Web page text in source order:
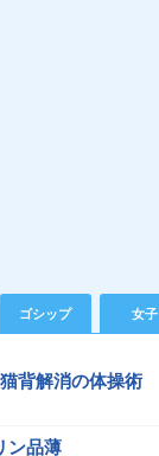
ゴシップ 女子
背解消の体操術
ン品薄